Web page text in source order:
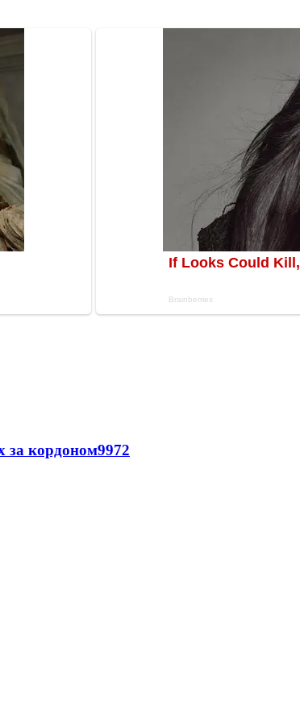
за кордоном9972